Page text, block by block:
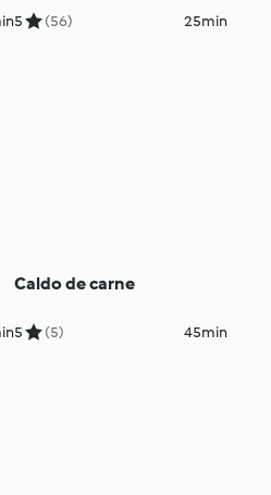
5 (56) 25min
Caldo de carne
5 (5) 45min